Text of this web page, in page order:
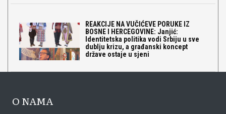
REAKCIJE NA VUČIĆEVE PORUKE IZ
BOSNE I HERCEGOVINE: Janjić:
Identitetska politika vodi Srbiju u sve
dublju krizu, a građanski koncept
države ostaje u sjeni
O NAMA